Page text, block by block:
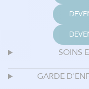
SOINS
GARDE